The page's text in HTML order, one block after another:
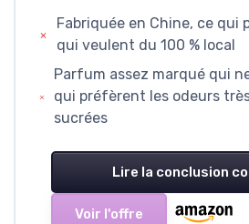
Fabriquée en Chine, ce qui
qui veulent du 100 % local
Parfum assez marqué qui
qui préfèrent les odeurs
sucrées
Lire la conclusion
Voir l'offre